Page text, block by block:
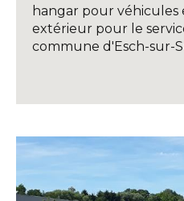
hangar pour
extérieur pour le
commune d'Esch-sur-